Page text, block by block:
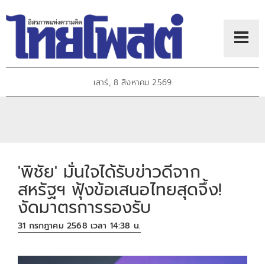
เสาร์, 8 สิงหาคม 2569
'พิชัย' มั่นใจได้รับข่าวดีจาก
สหรัฐฯ ฟุ้งข้อเสนอไทยสุดจึ้ง!
งัดมาตรการรองรับ
31 กรกฎาคม 2568 เวลา 14:38 น.